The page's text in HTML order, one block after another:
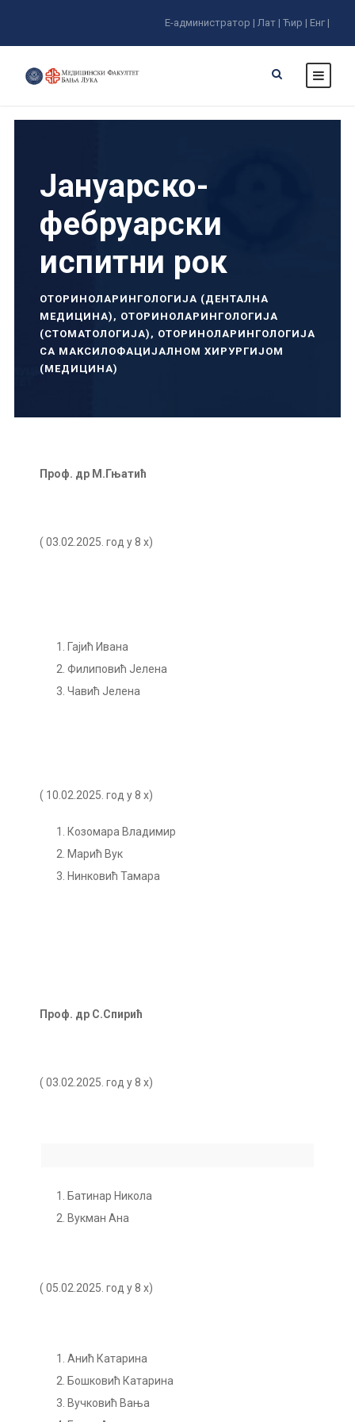
Е-администратор | Лат | Ћир | Енг |
Јануарско-
фебруарски
испитни рок
ОТОРИНОЛАРИНГОЛОГИЈА (ДЕНТАЛНА
МЕДИЦИНА) , ОТОРИНОЛАРИНГОЛОГИЈА
(СТОМАТОЛОГИЈА) , ОТОРИНОЛАРИНГОЛОГИЈА
СА МАКСИЛОФАЦИЈАЛНОМ ХИРУРГИЈОМ
(МЕДИЦИНА)
Проф. др М.Гњатић
( 03.02.2025. год у 8 х)
Гајић Ивана
Филиповић Јелена
Чавић Јелена
( 10.02.2025. год у 8 х)
Козомара Владимир
Марић Вук
Нинковић Тамара
Проф. др С.Спирић
( 03.02.2025. год у 8 х)
Батинар Никола
Вукман Ана
( 05.02.2025. год у 8 х)
Анић Катарина
Бошковић Катарина
Вучковић Вања